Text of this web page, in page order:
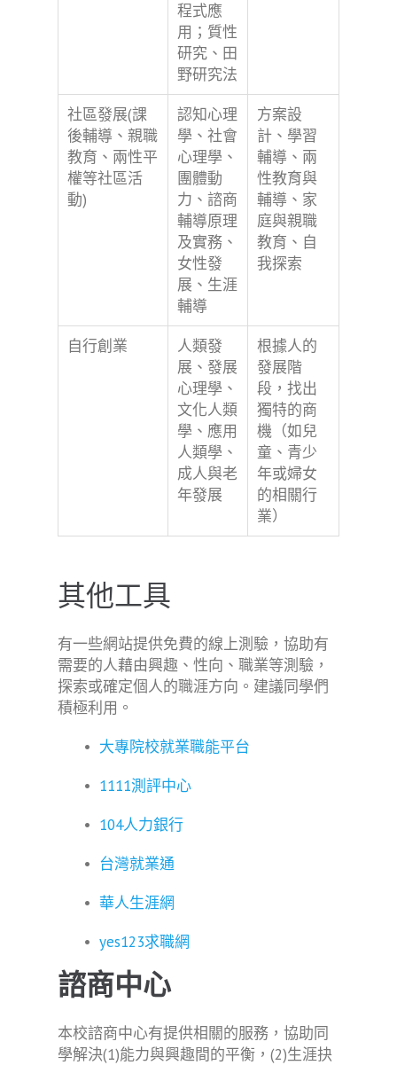
程式應
用；質性
研究、田
野研究法
社區發展(課
後輔導、親職
教育、兩性平
權等社區活
動)
認知心理
學、社會
心理學、
團體動
力、諮商
輔導原理
及實務、
女性發
展、生涯
輔導
方案設
計、學習
輔導、兩
性教育與
輔導、家
庭與親職
教育、自
我探索
自行創業
人類發
展、發展
心理學、
文化人類
學、應用
人類學、
成人與老
年發展
根據人的
發展階
段，找出
獨特的商
機（如兒
童、青少
年或婦女
的相關行
業）
其他工具
有一些網站提供免費的線上測驗，協助有
需要的人藉由興趣、性向、職業等測驗，
探索或確定個人的職涯方向。建議同學們
積極利用。
• 大專院校就業職能平台
• 1111測評中心
• 104人力銀行
• 台灣就業通
• 華人生涯網
• yes123求職網
諮商中心
本校諮商中心有提供相關的服務，協助同
學解決(1)能力與興趣間的平衡，(2)生涯抉